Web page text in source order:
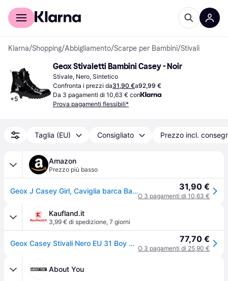
Per il tuo shopping
Klarna/Shopping/Abbigliamento/Scarpe per Bambini/Stivali
+5
Geox Stivaletti Bambini Casey - Noir
Stivale, Nero, Sintetico
Confronta i prezzi da31,90 €a92,99 €
Da 3 pagamenti di 10,63 € con
Prova pagamenti flessibili*
Taglia (EU) Consigliato Prezzo incl.
Amazon
Prezzo più basso
Geox J Casey Girl, Caviglia barca Bambine e ragazze, Nero (Black), 39 EU 31,90 €
O 3 pagamenti di 10,63 €
Kaufland.it
3,99 € di spedizione, 7 giorni
Geox Casey Stivali Nero EU 31 Boy Nero EU 31 77,70 €
O 3 pagamenti di 25,90 €
About You